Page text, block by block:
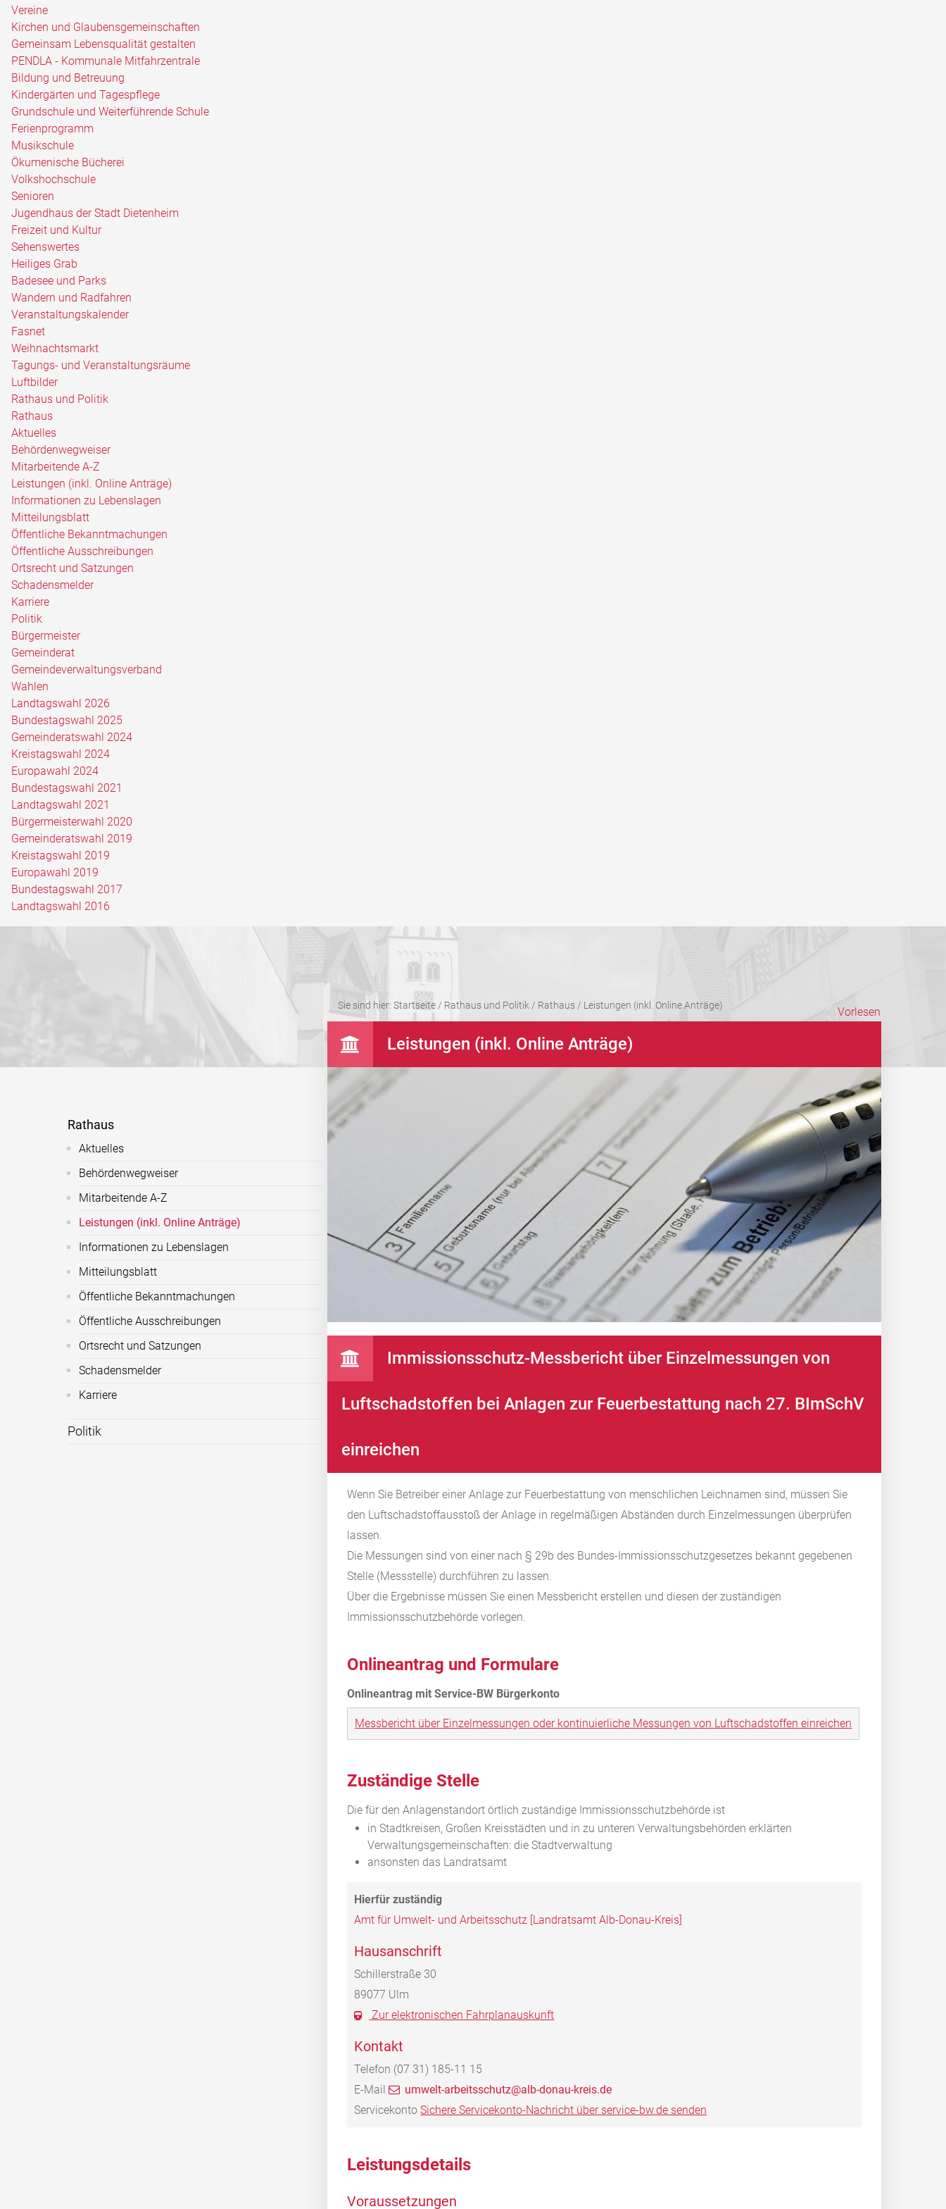
Vereine
Kirchen und Glaubensgemeinschaften
Gemeinsam Lebensqualität gestalten
PENDLA - Kommunale Mitfahrzentrale
Bildung und Betreuung
Kindergärten und Tagespflege
Grundschule und Weiterführende Schule
Ferienprogramm
Musikschule
Ökumenische Bücherei
Volkshochschule
Senioren
Jugendhaus der Stadt Dietenheim
Freizeit und Kultur
Sehenswertes
Heiliges Grab
Badesee und Parks
Wandern und Radfahren
Veranstaltungskalender
Fasnet
Weihnachtsmarkt
Tagungs- und Veranstaltungsräume
Luftbilder
Rathaus und Politik
Rathaus
Aktuelles
Behördenwegweiser
Mitarbeitende A-Z
Leistungen (inkl. Online Anträge)
Informationen zu Lebenslagen
Mitteilungsblatt
Öffentliche Bekanntmachungen
Öffentliche Ausschreibungen
Ortsrecht und Satzungen
Schadensmelder
Karriere
Politik
Bürgermeister
Gemeinderat
Gemeindeverwaltungsverband
Wahlen
Landtagswahl 2026
Bundestagswahl 2025
Gemeinderatswahl 2024
Kreistagswahl 2024
Europawahl 2024
Bundestagswahl 2021
Landtagswahl 2021
Bürgermeisterwahl 2020
Gemeinderatswahl 2019
Kreistagswahl 2019
Europawahl 2019
Bundestagswahl 2017
Landtagswahl 2016
Sie sind hier: Startseite/ Rathaus und Politik / Rathaus/ Leistungen (inkl. Online Anträge) Vorlesen
Rathaus
Aktuelles
Behördenwegweiser
Mitarbeitende A-Z
Leistungen (inkl. Online Anträge)
Informationen zu Lebenslagen
Mitteilungsblatt
Öffentliche Bekanntmachungen
Öffentliche Ausschreibungen
Ortsrecht und Satzungen
Schadensmelder
Karriere
Politik
Leistungen (inkl. Online Anträge)
Immissionsschutz-Messbericht über Einzelmessungen von
Luftschadstoffen bei Anlagen zur Feuerbestattung nach 27. BImSchV
einreichen
Wenn Sie Betreiber einer Anlage zur Feuerbestattung von menschlichen Leichnamen sind, müssen Sie
den Luftschadstoffausstoß der Anlage in regelmäßigen Abständen durch Einzelmessungen überprüfen
lassen.
Die Messungen sind von einer nach § 29b des Bundes-Immissionsschutzgesetzes bekannt gegebenen
Stelle (Messstelle) durchführen zu lassen.
Über die Ergebnisse müssen Sie einen Messbericht erstellen und diesen der zuständigen
Immissionsschutzbehörde vorlegen.
Onlineantrag und Formulare
Messbericht über Einzelmessungen oder kontinuierliche Messungen von Luftschadstoffen einreichen
Zuständige Stelle
Die für den Anlagenstandort örtlich zuständige Immissionsschutzbehörde ist
in Stadtkreisen, Großen Kreisstädten und in zu unteren Verwaltungsbehörden erklärten
Verwaltungsgemeinschaften: die Stadtverwaltung
ansonsten das Landratsamt
Amt für Umwelt- und Arbeitsschutz [Landratsamt Alb-Donau-Kreis]
Hausanschrift
Schillerstraße 30
89077 Ulm
Zur elektronischen Fahrplanauskunft
Kontakt
Telefon (07 31) 185-11 15
E-Mail
umwelt-arbeitsschutz@alb-donau-kreis.de
Servicekonto Sichere Servicekonto-Nachricht über service-bw.de senden
Leistungsdetails
Voraussetzungen